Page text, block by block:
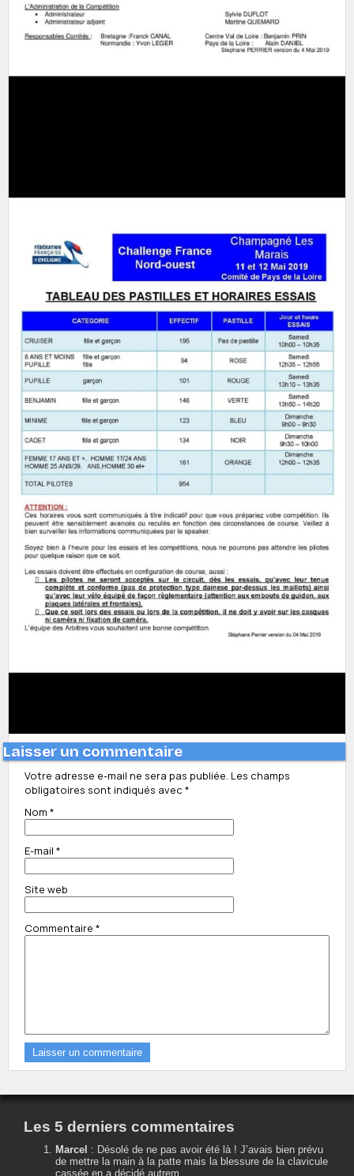
Laisser un commentaire
Votre adresse e-mail ne sera pas publiée. Les champs
obligatoires sont indiqués avec *
Nom *
E-mail *
Site web
Commentaire *
Les 5 derniers commentaires
Marcel : Désolé de ne pas avoir été là ! J’avais bien prévu
de mettre la main à la patte mais la blessure de la clavicule
cassée en a décidé autrem...